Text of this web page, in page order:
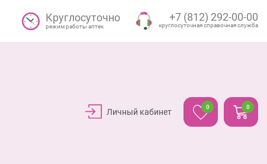
Круглосуточно
режим работы аптек
+7 (812) 292-00-00
круглосуточная справочная служба
Личный кабинет
0 0